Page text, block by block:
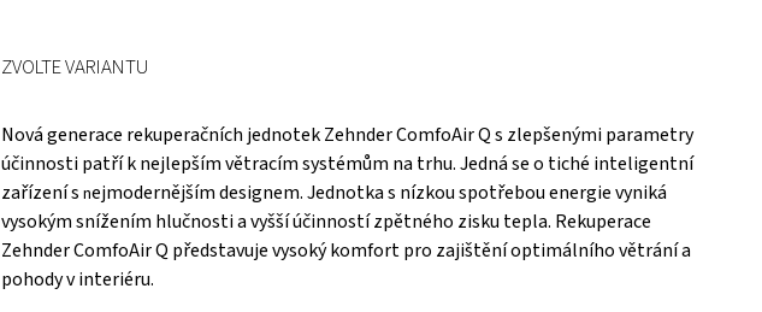
Nová generace rekuperačních jednotek Zehnder ComfoAir Q s zlepšenými parametry
účinnosti patří k nejlepším větracím systémům na trhu. Jedná se o tiché inteligentní
zařízení snejmodernějším designem. Jednotka s nízkou spotřebou energie vyniká
vysokým snížením hlučnosti a vyšší účinností zpětného zisku tepla. Rekuperace
Zehnder ComfoAir Q představuje vysoký komfort pro zajištění optimálního větrání a
pohody v interiéru.
ZVOLTE VARIANTU